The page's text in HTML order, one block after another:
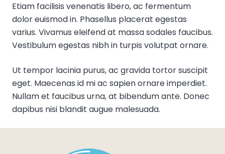
Etiam facilisis venenatis libero, ac fermentum
dolor euismod in. Phasellus placerat egestas
varius. Vivamus eleifend at massa sodales faucibus.
Vestibulum egestas nibh in turpis volutpat ornare.
Ut tempor lacinia purus, ac gravida tortor suscipit
eget. Maecenas id mi ac sapien ornare imperdiet.
Nullam et faucibus urna, at bibendum ante. Donec
dapibus nisi blandit augue malesuada.